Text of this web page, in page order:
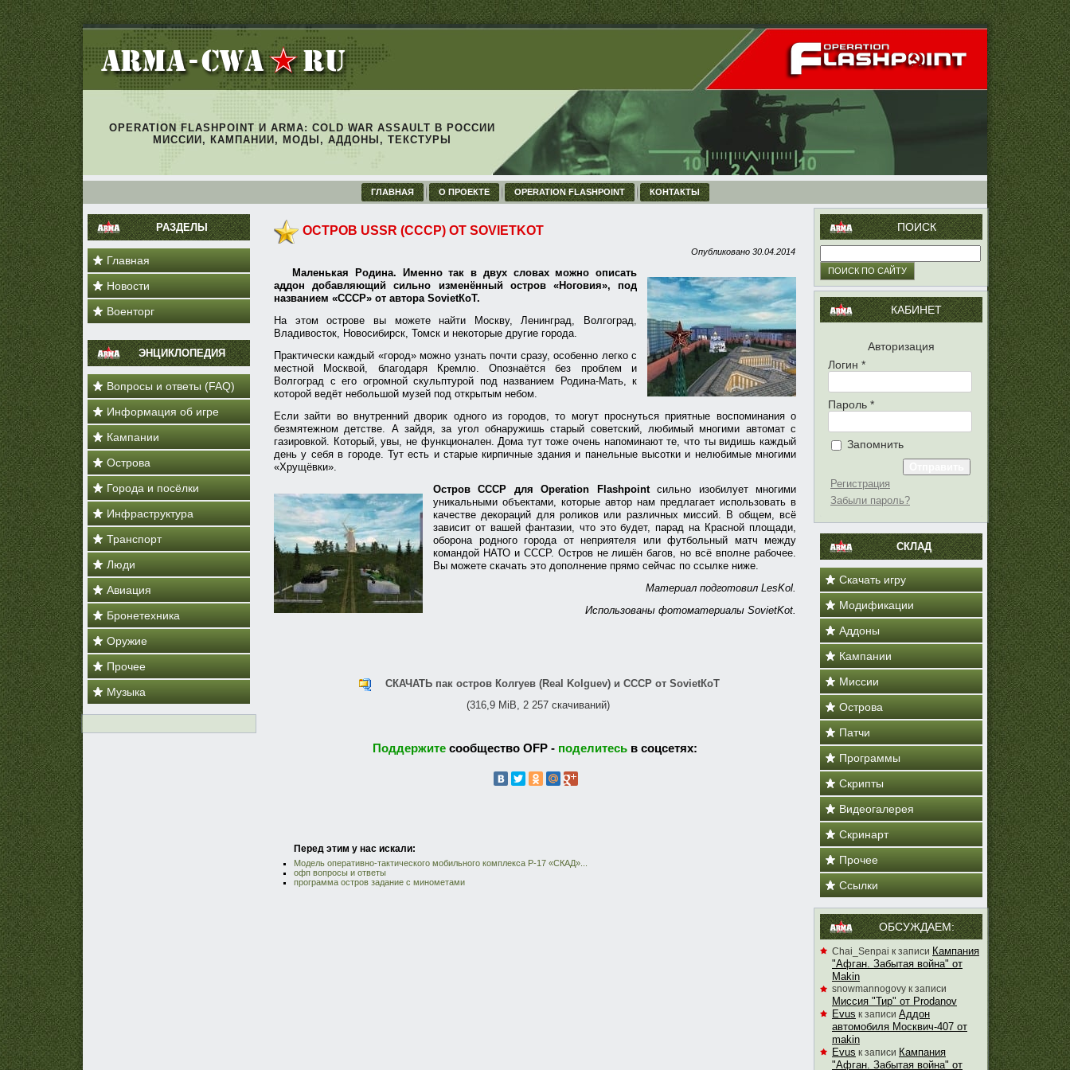
OPERATION FLASHPOINT И ARMA: COLD WAR ASSAULT В РОССИИ
МИССИИ, КАМПАНИИ, МОДЫ, АДДОНЫ, ТЕКСТУРЫ
ГЛАВНАЯ О ПРОЕКТЕ OPERATION FLASHPOINT КОНТАКТЫ
РАЗДЕЛЫ
Главная
Новости
Военторг
ЭНЦИКЛОПЕДИЯ
Вопросы и ответы (FAQ)
Информация об игре
Кампании
Острова
Города и посёлки
Инфраструктура
Транспорт
Люди
Авиация
Бронетехника
Оружие
Прочее
Музыка
ОСТРОВ USSR (СССР) ОТ SOVIETKOT
Опубликовано 30.04.2014
Маленькая Родина. Именно так в двух словах можно описать
аддон добавляющий сильно изменённый остров «Ноговия», под
названием «СССР» от автора SovietКоТ.
На этом острове вы можете найти Москву, Ленинград, Волгоград,
Владивосток, Новосибирск, Томск и некоторые другие города.
Практически каждый «город» можно узнать почти сразу, особенно легко с
местной Москвой, благодаря Кремлю. Опознаётся без проблем и
Волгоград с его огромной скульптурой под названием Родина-Мать, к
которой ведёт небольшой музей под открытым небом.
Если зайти во внутренний дворик одного из городов, то могут проснуться приятные воспоминания о
безмятежном детстве. А зайдя, за угол обнаружишь старый советский, любимый многими автомат с
газировкой. Который, увы, не функционален. Дома тут тоже очень напоминают те, что ты видишь каждый
день у себя в городе. Тут есть и старые кирпичные здания и панельные высотки и нелюбимые многими
«Хрущёвки».
Остров СССР для Operation Flashpointсильно изобилует многими
уникальными объектами, которые автор нам предлагает использовать в
качестве декораций для роликов или различных миссий. В общем, всё
зависит от вашей фантазии, что это будет, парад на Красной площади,
оборона родного города от неприятеля или футбольный матч между
командой НАТО и СССР. Остров не лишён багов, но всё вполне рабочее.
Вы можете скачать это дополнение прямо сейчас по ссылке ниже.
Материал подготовил LesKol.
Использованы фотоматериалы SovietKot.
СКАЧАТЬ пак остров Колгуев (Real Kolguev) и СССР от SovietКоТ
(316,9 MiB, 2 257 скачиваний)
Поддержите сообщество OFP - поделитесь в соцсетях:
Перед этим у нас искали:
Модель оперативно-тактического мобильного комплекса Р-17 «СКАД»...
офп вопросы и ответы
программа остров задание с минометами
ПОИСК
КАБИНЕТ
Авторизация
Логин *
Пароль *
Запомнить
Регистрация
Забыли пароль?
СКЛАД
Скачать игру
Модификации
Аддоны
Кампании
Миссии
Острова
Патчи
Программы
Скрипты
Видеогалерея
Скринарт
Прочее
Ссылки
ОБСУЖДАЕМ:
Chai_Senpai к записи Кампания
"Афган. Забытая война" от
Makin
snowmannogovy к записи
Миссия "Тир" от Prodanov
Evus к записи Аддон
автомобиля Москвич-407 от
makin
Evus к записи Кампания
"Афган. Забытая война" от